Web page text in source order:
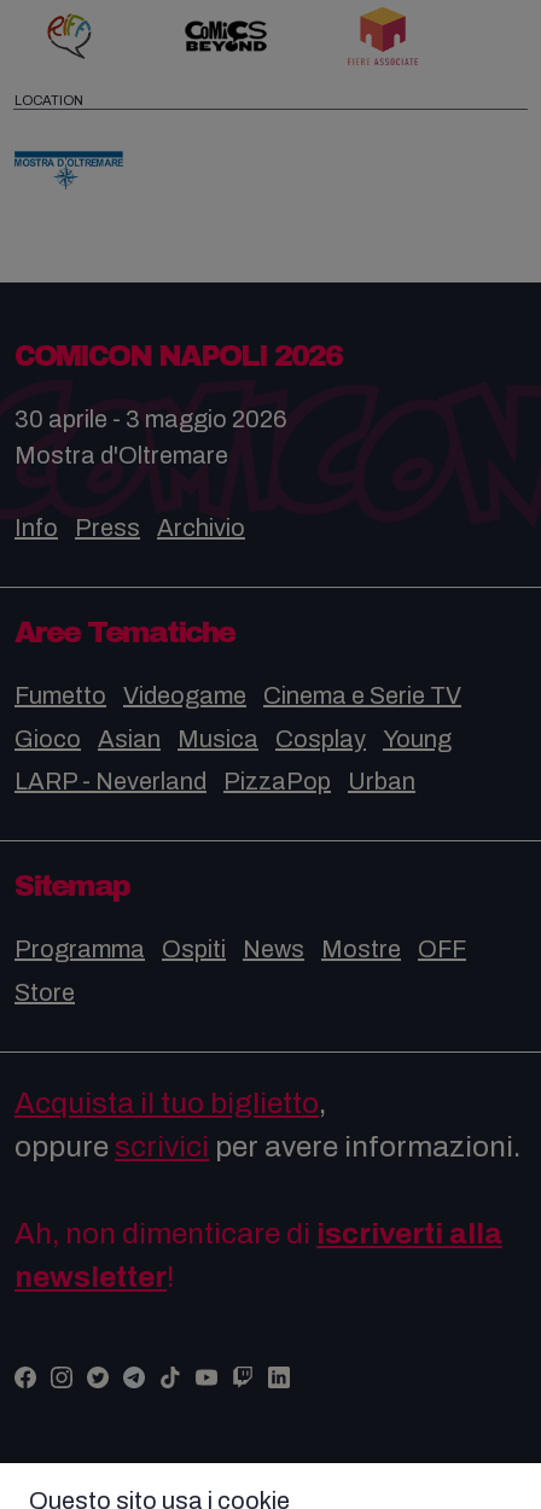
LOCATION
COMICON NAPOLI 2026
30 aprile - 3 maggio 2026
Mostra d'Oltremare
Info Press Archivio
Aree Tematiche
Fumetto Videogame
Cinema e Serie TV
Gioco
Asian Musica Cosplay
Young
LARP - Neverland
PizzaPop Urban
Sitemap
Programma Ospiti News Mostre
OFF
Store
Acquista il tuo biglietto,
oppure scrivici per avere informazioni.
Ah, non dimenticare di iscriverti alla
newsletter!
Questo sito usa i cookie